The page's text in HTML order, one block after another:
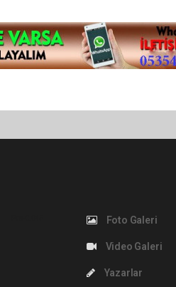
Foto Galeri
Video Galeri
Yazarlar